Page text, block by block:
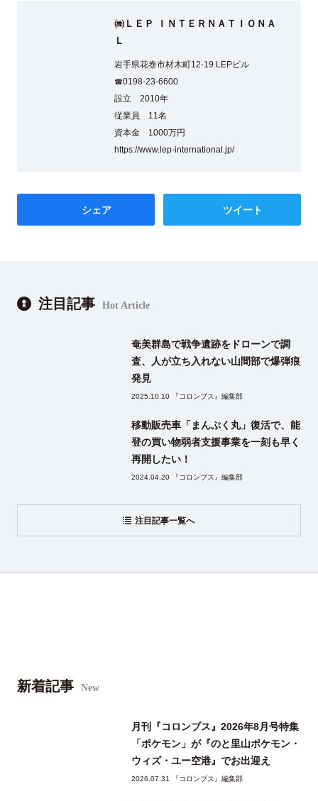
㈱ＬＥＰ ＩＮＴＥＲＮＡＴＩＯＮＡ
Ｌ
岩手県花巻市材木町12-19 LEPビル
☎0198-23-6600
設立 2010年
従業員 11名
資本金 1000万円
https://www.lep-international.jp/
シェア ツイート
注目記事 Hot Article
注目記事一覧へ
奄美群島で戦争遺跡をドローンで調
査、人が立ち入れない山間部で爆弾痕
発見
2025.10.10 『コロンブス』編集部
移動販売車「まんぷく丸」復活で、能
登の買い物弱者支援事業を一刻も早く
再開したい！
2024.04.20 『コロンブス』編集部
新着記事 New
月刊『コロンブス』2026年8月号特集
「ポケモン」が『のと里山ポケモン・
ウィズ・ユー空港』でお出迎え
2026.07.31 『コロンブス』編集部